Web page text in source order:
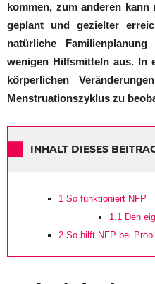
kommen, zum anderen
geplant und gezielter
natürliche
wenigen Hilfsmitteln aus. In
körperlichen
Menstruationszyklus zu
INHALT DIESES
1 So funktioniert NFP
1.1 Den
2 So hilft NFP bei